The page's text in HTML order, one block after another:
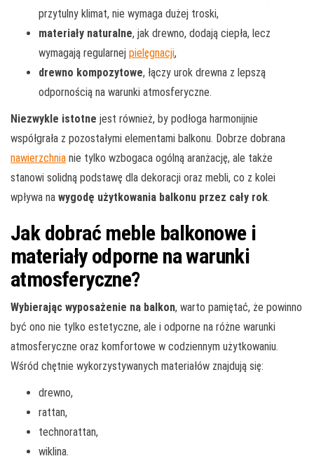
przytulny klimat, nie wymaga dużej troski,
materiały naturalne, jak drewno, dodają ciepła, lecz
wymagają regularnej pielęgnacji,
drewno kompozytowe, łączy urok drewna z lepszą
odpornością na warunki atmosferyczne.
Niezwykle istotne jest również, by podłoga harmonijnie
współgrała z pozostałymi elementami balkonu. Dobrze dobrana
nawierzchnia nie tylko wzbogaca ogólną aranżację, ale także
stanowi solidną podstawę dla dekoracji oraz mebli, co z kolei
wpływa na wygodę użytkowania balkonu przez cały rok.
Jak dobrać meble balkonowe i
materiały odporne na warunki
atmosferyczne?
Wybierając wyposażenie na balkon, warto pamiętać, że powinno
być ono nie tylko estetyczne, ale i odporne na różne warunki
atmosferyczne oraz komfortowe w codziennym użytkowaniu.
Wśród chętnie wykorzystywanych materiałów znajdują się:
drewno,
rattan,
technorattan,
wiklina.